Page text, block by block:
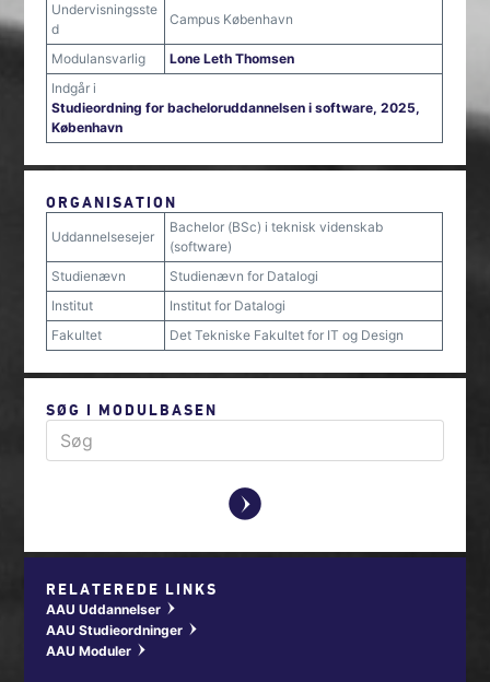
Undervisningsste
d
Campus København
Modulansvarlig
Lone Leth Thomsen
Indgår i
Studieordning for bacheloruddannelsen i software, 2025,
København
ORGANISATION
Uddannelsesejer
Bachelor (BSc) i teknisk videnskab
(software)
Studienævn
Studienævn for Datalogi
Institut
Institut for Datalogi
Fakultet
Det Tekniske Fakultet for IT og Design
SØG I MODULBASEN
y
RELATEREDE LINKS
AAU Uddannelser w
AAU Studieordninger w
AAU Moduler w